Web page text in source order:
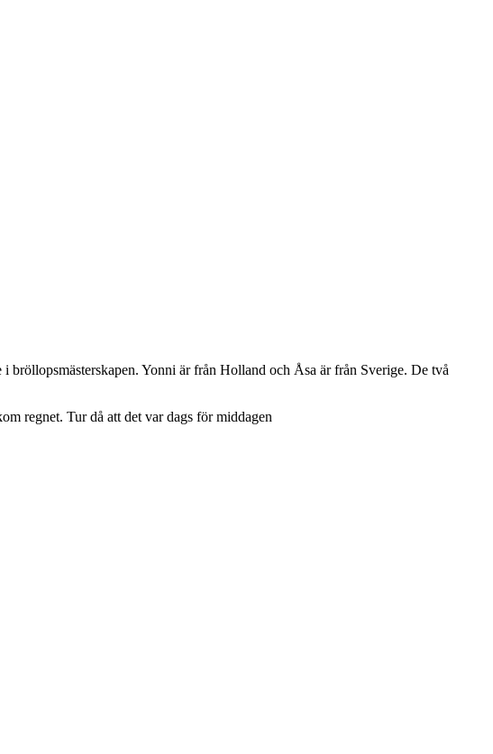
Yonni är från Holland och Åsa är från Sverige. De två
regnet. Tur då att det var dags för middagen